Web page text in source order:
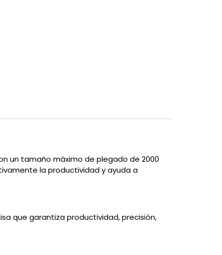
un tamaño máximo de plegado de 2000
la productividad y ayuda a
que garantiza productividad, precisión,